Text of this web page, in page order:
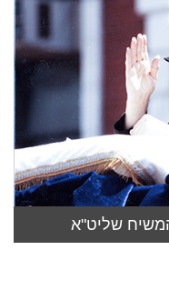
שליט"א